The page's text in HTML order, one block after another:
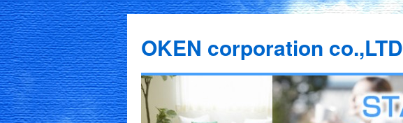
OKEN corporation co.,LTD